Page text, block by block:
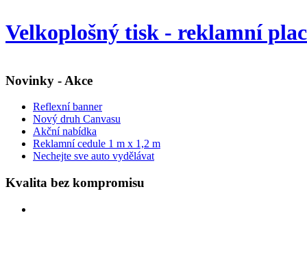
Velkoplošný tisk - reklamní
Novinky - Akce
Reflexní banner
Nový druh Canvasu
Akční nabídka
Reklamní cedule 1 m x 1,2 m
Nechejte sve auto vydělávat
Kvalita bez kompromisu